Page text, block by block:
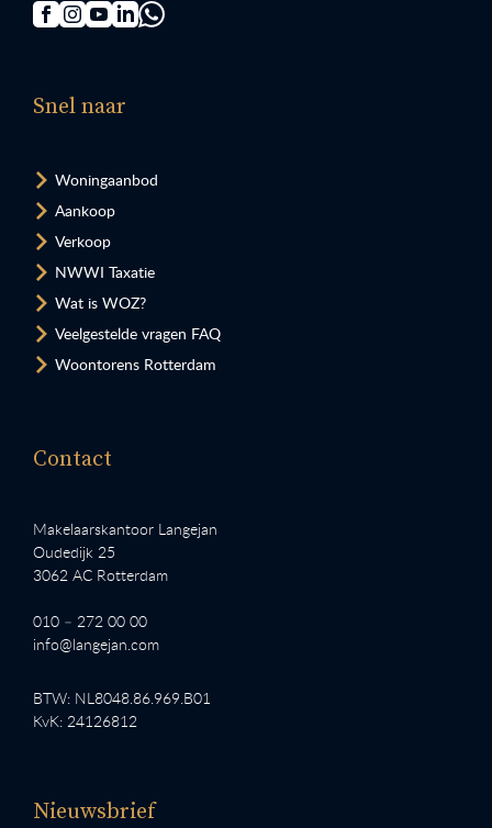
Snel naar
Woningaanbod
Aankoop
Verkoop
NWWI Taxatie
Wat is WOZ?
Veelgestelde vragen FAQ
Woontorens Rotterdam
Contact
Makelaarskantoor Langejan
Oudedijk 25
3062 AC Rotterdam
010 – 272 00 00
info@langejan.com
BTW: NL8048.86.969.B01
KvK: 24126812
Nieuwsbrief